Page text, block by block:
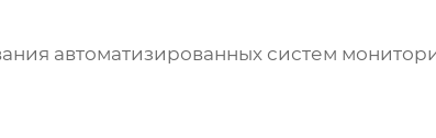
автоматизированных систем